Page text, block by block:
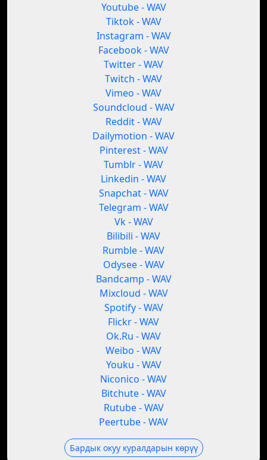
Youtube - WAV
Tiktok - WAV
Instagram - WAV
Facebook - WAV
Twitter - WAV
Twitch - WAV
Vimeo - WAV
Soundcloud - WAV
Reddit - WAV
Dailymotion - WAV
Pinterest - WAV
Tumblr - WAV
Linkedin - WAV
Snapchat - WAV
Telegram - WAV
Vk - WAV
Bilibili - WAV
Rumble - WAV
Odysee - WAV
Bandcamp - WAV
Mixcloud - WAV
Spotify - WAV
Flickr - WAV
Ok.Ru - WAV
Weibo - WAV
Youku - WAV
Niconico - WAV
Bitchute - WAV
Rutube - WAV
Peertube - WAV
Бардык окуу куралдарын көрүү